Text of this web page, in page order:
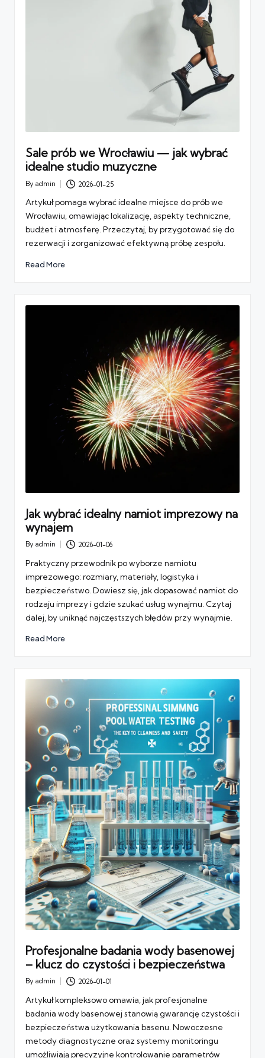
Sale prób we Wrocławiu — jak wybrać
idealne studio muzyczne
Posted
By admin 2026-01-25
Artykuł pomaga wybrać idealne miejsce do prób we
Wrocławiu, omawiając lokalizację, aspekty techniczne,
budżet i atmosferę. Przeczytaj, by przygotować się do
rezerwacji i zorganizować efektywną próbę zespołu.
Read More
Jak wybrać idealny namiot imprezowy na
wynajem
Posted
By admin 2026-01-06
Praktyczny przewodnik po wyborze namiotu
imprezowego: rozmiary, materiały, logistyka i
bezpieczeństwo. Dowiesz się, jak dopasować namiot do
rodzaju imprezy i gdzie szukać usług wynajmu. Czytaj
dalej, by uniknąć najczęstszych błędów przy wynajmie.
Read More
Profesjonalne badania wody basenowej
– klucz do czystości i bezpieczeństwa
Posted
By admin 2026-01-01
Artykuł kompleksowo omawia, jak profesjonalne
badania wody basenowej stanowią gwarancję czystości i
bezpieczeństwa użytkowania basenu. Nowoczesne
metody diagnostyczne oraz systemy monitoringu
umożliwiają precyzyjne kontrolowanie parametrów